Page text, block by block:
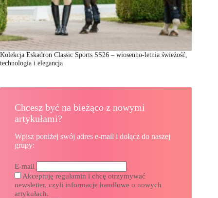
Kolekcja Eskadron Classic Sports SS26 – wiosenno-letnia świeżość,
technologia i elegancja
Chcesz być na bieżąco z nowymi
artykułami?
Wpisz poniżej swój adres e-mail i dołącz do naszej
grupy:
E-mail
Akceptuję regulamin i chcę otrzymywać
newsletter, czyli informacje handlowe o nowych
artykułach.